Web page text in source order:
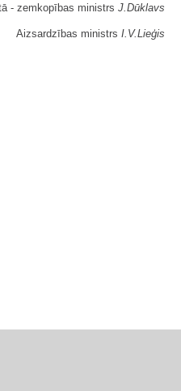
- zemkopības ministrs J.Dūklavs
Aizsardzības ministrs I.V.Lieģis